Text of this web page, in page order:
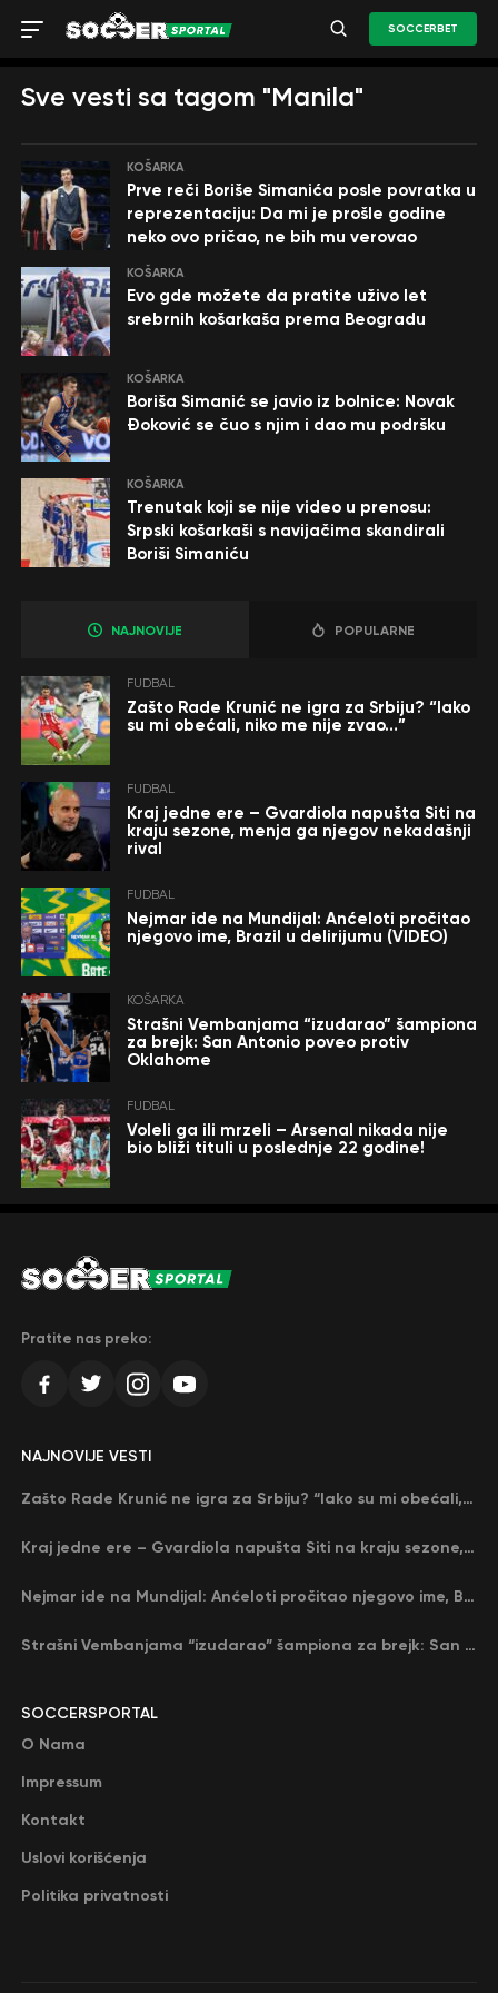
SOCCERBET
Sve vesti sa tagom "Manila"
KOŠARKA
Prve reči Boriše Simanića posle povratka u
reprezentaciju: Da mi je prošle godine
neko ovo pričao, ne bih mu verovao
KOŠARKA
Evo gde možete da pratite uživo let
srebrnih košarkaša prema Beogradu
KOŠARKA
Boriša Simanić se javio iz bolnice: Novak
Đoković se čuo s njim i dao mu podršku
KOŠARKA
Trenutak koji se nije video u prenosu:
Srpski košarkaši s navijačima skandirali
Boriši Simaniću
NAJNOVIJE POPULARNE
FUDBAL
Zašto Rade Krunić ne igra za Srbiju? “Iako
su mi obećali, niko me nije zvao…”
FUDBAL
Kraj jedne ere – Gvardiola napušta Siti na
kraju sezone, menja ga njegov nekadašnji
rival
FUDBAL
Nejmar ide na Mundijal: Anćeloti pročitao
njegovo ime, Brazil u delirijumu (VIDEO)
KOŠARKA
Strašni Vembanjama “izudarao” šampiona
za brejk: San Antonio poveo protiv
Oklahome
FUDBAL
Voleli ga ili mrzeli – Arsenal nikada nije
bio bliži tituli u poslednje 22 godine!
Pratite nas preko:
SOCCERSPORTAL
O Nama
Impressum
Kontakt
Uslovi korišćenja
Politika privatnosti
NAJNOVIJE VESTI
Zašto Rade Krunić ne igra za Srbiju? “Iako su mi obećali, niko me nije zvao…”
Kraj jedne ere – Gvardiola napušta Siti na kraju sezone, menja ga njegov nekadašnji rival
Nejmar ide na Mundijal: Anćeloti pročitao njegovo ime, Brazil u delirijumu (VIDEO)
Strašni Vembanjama “izudarao” šampiona za brejk: San Antonio poveo protiv Oklahome